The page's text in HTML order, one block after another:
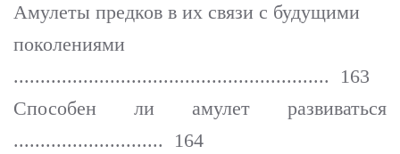
Амулеты предков в их связи с будущими
поколениями
........................................................... 163
Способен ли амулет развиваться
............................ 164